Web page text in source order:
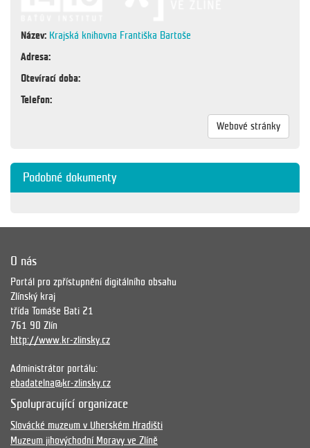
Název: Krajská knihovna Františka Bartoše
Adresa:
Otevírací doba:
Telefon:
Webové stránky
Podobné dokumenty
O nás
Portál pro zpřístupnění digitálního obsahu
Zlínský kraj
třída Tomáše Bati 21
761 90 Zlín
http://www.kr-zlinsky.cz
Administrátor portálu:
ebadatelna@kr-zlinsky.cz
Spolupracující organizace
Slovácké muzeum v Uherském Hradišti
Muzeum jihovýchodní Moravy ve Zlíně